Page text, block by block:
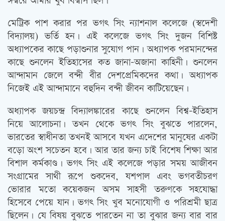
মেট্রিক পাশ করার পর ভগৎ সিং ন্যাশনাল কলেজে (স্বদেশী
বিদ্যালয়) ভর্তি হন। এই কলেজে ভগৎ সিং দুজন বিশিষ্ট
অধ্যাপকের কাছে পড়াশুনার সুযোগ পান। অধ্যাপক পরমানন্দের
কাছে শুনলেন ইতিহাসের কত জানা-অজানা কাহিনী। শুনলেন
আন্দামান জেলে বন্দী বীর দেশপ্রেমিকদের কথা। অধ্যাপক
নিজেই এই আন্দামানে বহুদিন বন্দী জীবন কাটিয়েছেন।
অধ্যাপক জয়চন্দ্র বিদ্যালঙ্কারের কাছে শুনলেন বিশ্ব-ইতিহাস
নিয়ে আলোচনা। তখন থেকে ভগৎ সিং বুঝতে পারলেন,
ভারতের স্বাধীনতা তখনই আসবে যখন এদেশের মানুষের একটা
বড়ো অংশ সচেতন হবে। আর তার জন্য চাই বিশেষ শিক্ষা আর
বিশাল কর্মকাণ্ড। ভগৎ সিং এই কলেজে পড়ার সময় আজীবন
সংগ্রামের সাথী রূপে শুকদেব, যশপাল এবং ভগবতীচরণ
ভোরার মতো কয়েকজন অসম সাহসী তরুণকে সহযোদ্ধা
হিসেবে পেয়ে যান। ভগৎ সিং খুব মনোযোগী ও পরিশ্রমী ছাত্র
ছিলেন। যে বিষয় বুঝতে পারতেন না তা বুঝার জন্য বার বার